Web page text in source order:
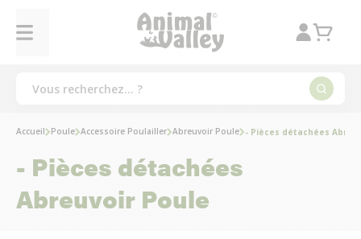
Accueil Poule Accessoire Poulailler Abreuvoir Poule - Pièces détachées
- Pièces détachées
Abreuvoir Poule